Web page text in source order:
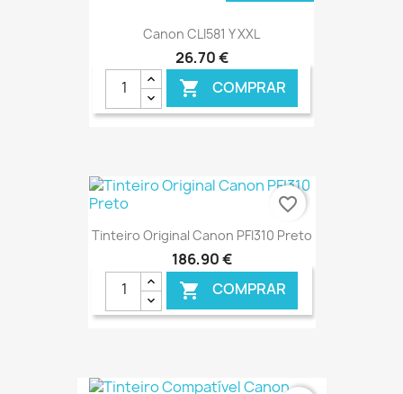
Canon CLI581 Y XXL
26,70 €
 COMPRAR
Tinteiro Original Canon PFI310 Preto
186,90 €
 COMPRAR
favorite_border